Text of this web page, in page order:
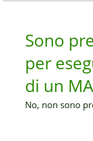
Sono
per
di un
No, non sono